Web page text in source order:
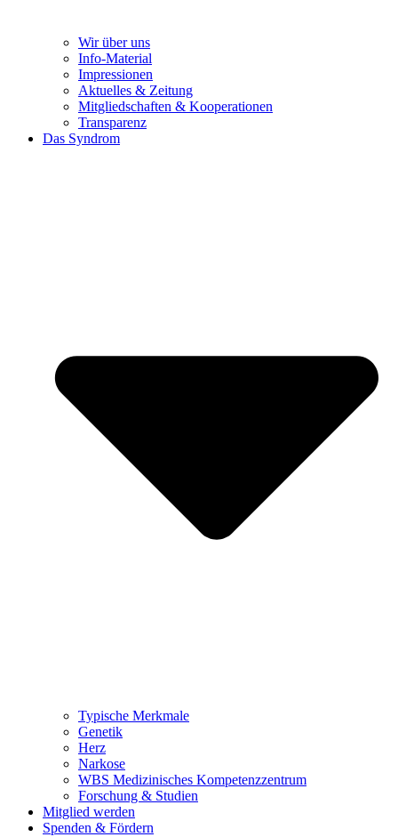
Wir über uns
Info-Material
Impressionen
Aktuelles & Zeitung
Mitgliedschaften & Kooperationen
Transparenz
Das Syndrom
Typische Merkmale
Genetik
Herz
Narkose
WBS Medizinisches Kompetenzzentrum
Forschung & Studien
Mitglied werden
Spenden & Fördern